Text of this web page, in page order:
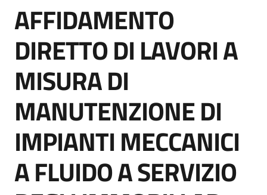
strumenti
di
Supporto
Piattaforme
telematiche
Salta al contenuto
AFFIDAMENTO
DIRETTO DI LAVORI A
MISURA DI
MANUTENZIONE DI
IMPIANTI MECCANICI
A FLUIDO A SERVIZIO